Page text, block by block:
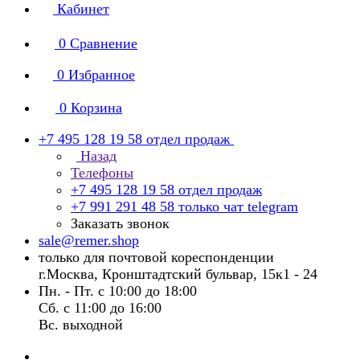
Кабинет
0 Сравнение
0 Избранное
0 Корзина
+7 495 128 19 58 отдел продаж
Назад
Телефоны
+7 495 128 19 58 отдел продаж
+7 991 291 48 58 только чат telegram
Заказать звонок
sale@remer.shop
только для почтовой кореспонденции
г.Москва, Кронштадтский бульвар, 15к1 - 24
Пн. - Пт. с 10:00 до 18:00
Сб. с 11:00 до 16:00
Вс. выходной